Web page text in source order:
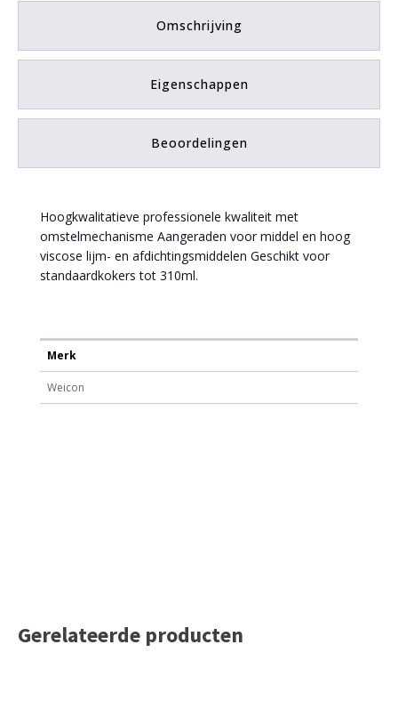
Omschrijving
Eigenschappen
Beoordelingen
Hoogkwalitatieve professionele kwaliteit met
omstelmechanisme Aangeraden voor middel en hoog
viscose lijm- en afdichtingsmiddelen Geschikt voor
standaardkokers tot 310ml.
Merk
Weicon
Gerelateerde producten